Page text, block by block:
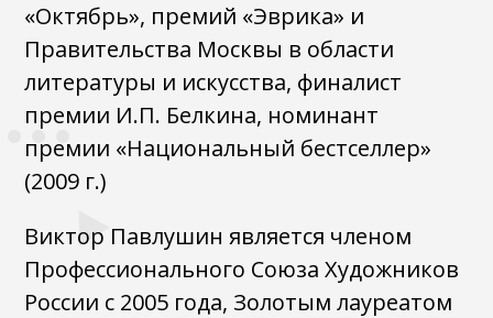
«Октябрь», премий «Эврика» и
Правительства Москвы в области
литературы и искусства, финалист
премии И.П. Белкина, номинант
премии «Национальный бестселлер»
(2009 г.)
Виктор Павлушин является членом
Профессионального Союза Художников
России с 2005 года, Золотым лауреатом